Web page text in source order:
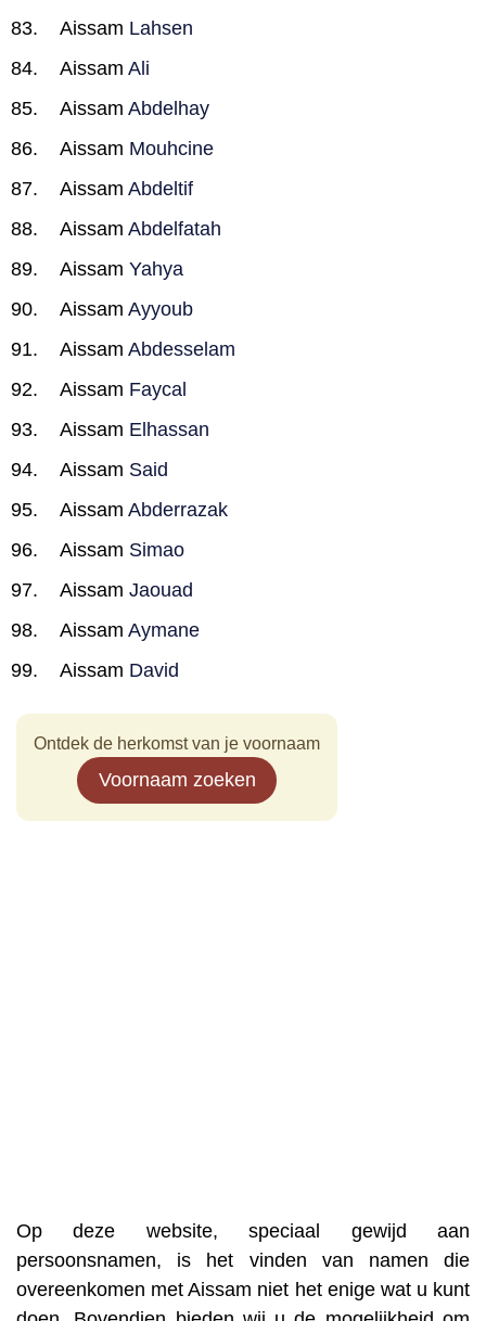
Aissam Lahsen
Aissam Ali
Aissam Abdelhay
Aissam Mouhcine
Aissam Abdeltif
Aissam Abdelfatah
Aissam Yahya
Aissam Ayyoub
Aissam Abdesselam
Aissam Faycal
Aissam Elhassan
Aissam Said
Aissam Abderrazak
Aissam Simao
Aissam Jaouad
Aissam Aymane
Aissam David
Ontdek de herkomst van je voornaam
Voornaam zoeken
Op deze website, speciaal gewijd aan
persoonsnamen, is het vinden van namen die
overeenkomen met Aissam niet het enige wat u kunt